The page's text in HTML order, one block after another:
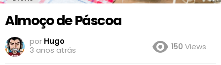
Almoço de Páscoa
por Hugo
3 anos atrás
150 Views